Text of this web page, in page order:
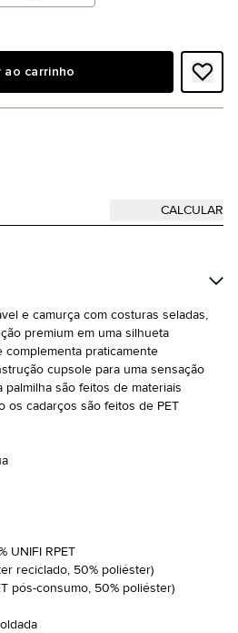
ao carrinho
e camurça com costuras seladas,
premium em uma silhueta
praticamente
cupsole para uma sensação
são feitos de materiais
os cadarços são feitos de PET
UNIFI RPET
reciclado, 50% poliéster)
pós-consumo, 50% poliéster)